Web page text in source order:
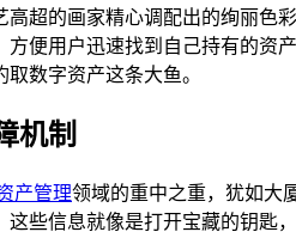
高超的画家精心调配出的绚丽色
方便用户迅速找到自己持有的资
取数字资产这条大鱼。
机制
产管理领域的重中之重，犹如大
这些信息就像是打开宝藏的钥匙